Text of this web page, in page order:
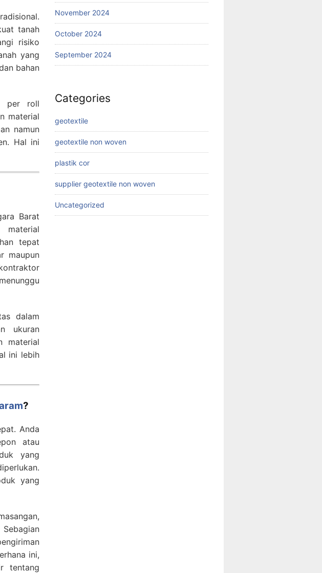
tanah
risiko
yang
bahan
per roll
material
namun
Hal ini
Barat
material
tepat
maupun
dalam
ukuran
material
ini lebih
?
Anda
atau
yang
yang
ini,
tentang
November 2024
October 2024
September 2024
Categories
geotextile
geotextile non woven
plastik cor
supplier geotextile non woven
Uncategorized